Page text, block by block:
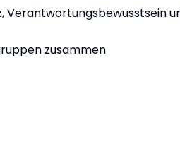
Verantwortungsbewusstsein
zusammen